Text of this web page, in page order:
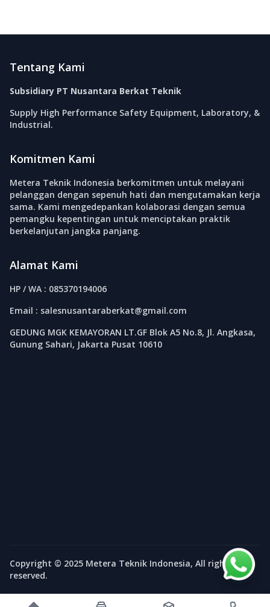
Tentang Kami
Subsidiary PT Nusantara Berkat Teknik
Supply High Performance Safety Equipment, Laboratory, &
Industrial.
Komitmen Kami
Metera Teknik Indonesia berkomitmen untuk melayani
pelanggan dengan sepenuh hati dan mengutamakan kerja
sama. Kami mengedepankan kolaborasi dengan semua
pemangku kepentingan untuk menciptakan praktik
berkelanjutan jangka panjang.
Alamat Kami
HP / WA : 085370194006
Email : salesnusantaraberkat@gmail.com
GEDUNG MGK KEMAYORAN LT.GF Blok A5 No.8, Jl. Angkasa,
Gunung Sahari, Jakarta Pusat 10610
Copyright © 2025 Metera Teknik Indonesia, All rights
reserved.